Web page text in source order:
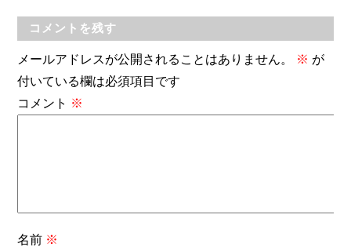
コメントを残す
メールアドレスが公開されることはありません。 ※ が
付いている欄は必須項目です
コメント ※
名前 ※